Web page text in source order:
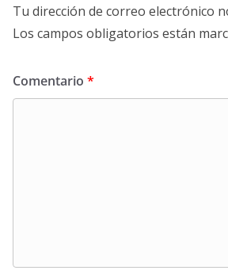
Tu dirección de correo electrónico
Los campos obligatorios están
Comentario *